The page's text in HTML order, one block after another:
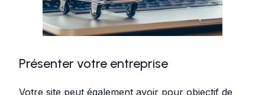
Présenter votre entreprise
Votre site peut également avoir pour objectif de